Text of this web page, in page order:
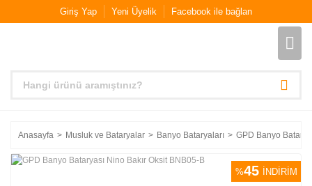
Giriş Yap Yeni Üyelik Facebook ile bağlan
Anasayfa Musluk ve Bataryalar Banyo Bataryaları GPD Banyo
%45 İNDİRİM